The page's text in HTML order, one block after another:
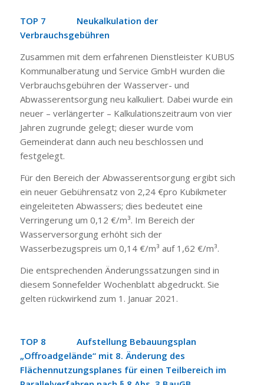
TOP 7 Neukalkulation der
Verbrauchsgebühren
Zusammen mit dem erfahrenen Dienstleister KUBUS
Kommunalberatung und Service GmbH wurden die
Verbrauchsgebühren der Wasserver- und
Abwasserentsorgung neu kalkuliert. Dabei wurde ein
neuer – verlängerter – Kalkulationszeitraum von vier
Jahren zugrunde gelegt; dieser wurde vom
Gemeinderat dann auch neu beschlossen und
festgelegt.
Für den Bereich der Abwasserentsorgung ergibt sich
ein neuer Gebührensatz von 2,24 €pro Kubikmeter
eingeleiteten Abwassers; dies bedeutet eine
Verringerung um 0,12 €/m³. Im Bereich der
Wasserversorgung erhöht sich der
Wasserbezugspreis um 0,14 €/m³ auf 1,62 €/m³.
Die entsprechenden Änderungssatzungen sind in
diesem Sonnefelder Wochenblatt abgedruckt. Sie
gelten rückwirkend zum 1. Januar 2021.
TOP 8 Aufstellung Bebauungsplan
„Offroadgelände“ mit 8. Änderung des
Flächennutzungsplanes für einen Teilbereich im